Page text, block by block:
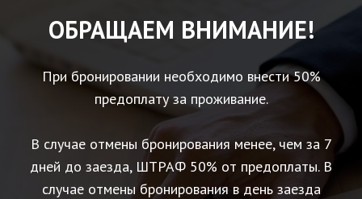
ОБРАЩАЕМ ВНИМАНИЕ!
При бронировании необходимо внести 50%
предоплату за проживание.
В случае отмены бронирования менее, чем за 7
дней до заезда, ШТРАФ 50% от предоплаты. В
случае отмены бронирования в день заезда